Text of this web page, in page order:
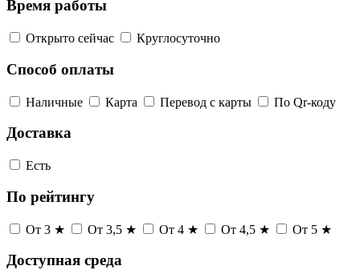
Время работы
Открыто сейчас Круглосуточно
Способ оплаты
Наличные Карта Перевод с карты По Qr-коду
Доставка
Есть
По рейтингу
От 3 ★ От 3,5 ★ От 4 ★ От 4,5 ★ От 5 ★
Доступная среда